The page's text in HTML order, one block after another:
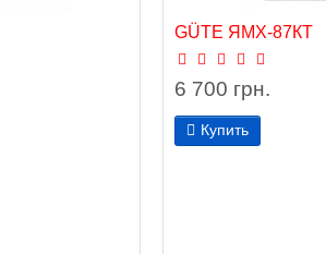
GÜTE ЯМХ-87КТ
6 700 грн.
Купить